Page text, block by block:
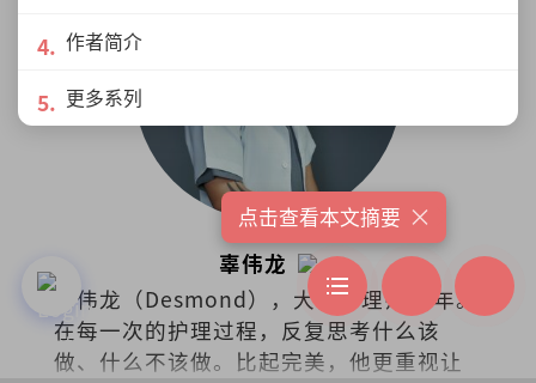
辜伟龙
辜伟龙（Desmond），大体护理师16年。
在每一次的护理过程，反复思考什么该
做、什么不该做。比起完美，他更重视让
作者简介
更多系列
点击查看本文摘要 ×